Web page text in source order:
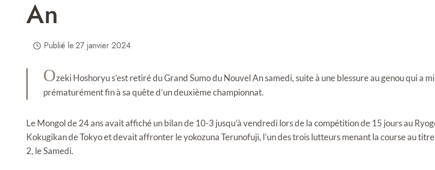
An
Publié le27 janvier 2024
Ozeki Hoshoryu s’est retiré du Grand Sumo du Nouvel An samedi, suite à une blessure au genou qui a
prématurément fin à sa quête d’un deuxième championnat.
Le Mongol de 24 ans avait affiché un bilan de 10-3 jusqu’à vendredi lors de la compétition de 15 jours au
Kokugikan de Tokyo et devait affronter le yokozuna Terunofuji, l’un des trois lutteurs menant la course au
2, le Samedi.